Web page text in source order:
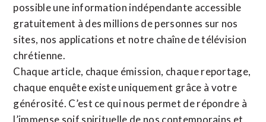
possible une information indépendante accessible
gratuitement à des millions de personnes sur nos
sites, nos applications et notre chaîne de télévision
chrétienne.
Chaque article, chaque émission, chaque reportage,
chaque enquête existe uniquement grâce à votre
générosité. C’est ce qui nous permet de répondre à
l’immense soif spirituelle de nos contemporains et